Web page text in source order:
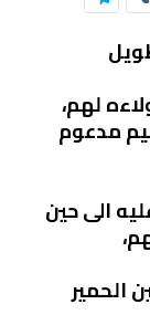
لهم،
مدعوم
الى حين
الحمير